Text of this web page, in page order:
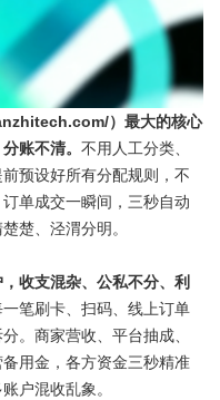
）最大的核心
账不清。 不用人工分类、
预设好所有分配规则，不
单成交一瞬间，三秒自动
楚、泾渭分明。
收支混杂、公私不分、利
笔刷卡、扫码、线上订单
。商家营收、平台抽成、
用金，各方资金三秒精准
户混收乱象。